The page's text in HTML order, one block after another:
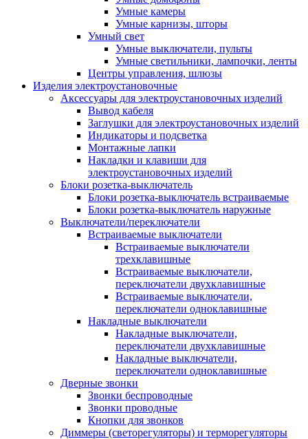
Умные камеры
Умные карнизы, шторы
Умный свет
Умные выключатели, пульты
Умные светильники, лампочки, ленты
Центры управления, шлюзы
Изделия электроустановочные
Аксессуары для электроустановочных изделий
Вывод кабеля
Заглушки для электроустановочных изделий
Индикаторы и подсветка
Монтажные лапки
Накладки и клавиши для
электроустановочных изделий
Блоки розетка-выключатель
Блоки розетка-выключатель встраиваемые
Блоки розетка-выключатель наружные
Выключатели/переключатели
Встраиваемые выключатели
Встраиваемые выключатели
трехклавишные
Встраиваемые выключатели,
переключатели двухклавишные
Встраиваемые выключатели,
переключатели одноклавишные
Накладные выключатели
Накладные выключатели,
переключатели двухклавишные
Накладные выключатели,
переключатели одноклавишные
Дверные звонки
Звонки беспроводные
Звонки проводные
Кнопки для звонков
Диммеры (светорегуляторы) и терморегуляторы